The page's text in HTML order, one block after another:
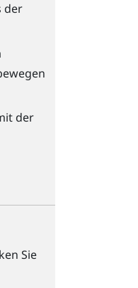
der
der
Sie